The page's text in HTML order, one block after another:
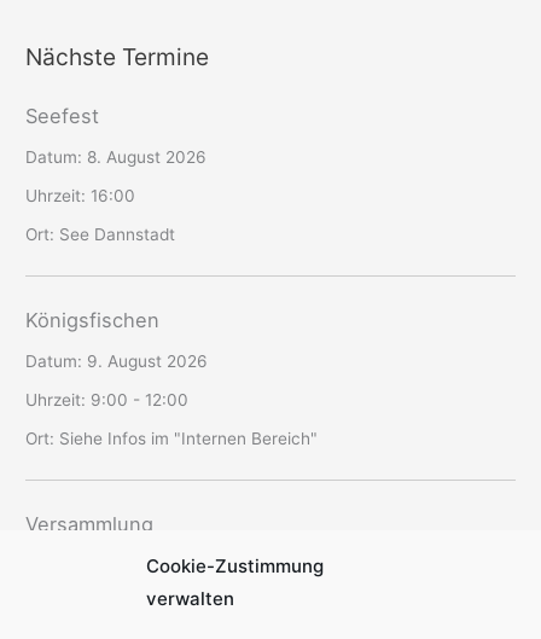
Cookie-Zustimmung
verwalten
Nächste Termine
Seefest
Datum: 8. August 2026
Uhrzeit: 16:00
Ort: See Dannstadt
Königsfischen
Datum: 9. August 2026
Uhrzeit: 9:00 - 12:00
Ort: Siehe Infos im "Internen Bereich"
Versammlung
12. August 2026
19:30 - 22:00